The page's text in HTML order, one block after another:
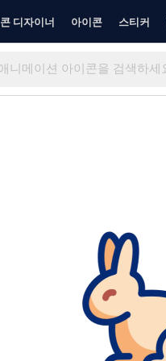
디자이너 아이콘 스티커